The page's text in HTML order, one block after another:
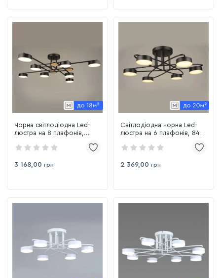
Чорна світлодіодна Led-
люстра на 8 плафонів,
N4498/8 112 W BK+WOOD
3 168,00 грн
Світлодіодна чорна Led-
люстра на 6 плафонів, 84W
2 369,00 грн